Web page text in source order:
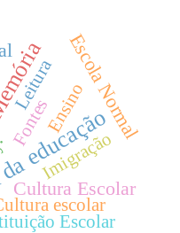
educação
Cultura Escolar
Escola Normal
escolar
Leitura
FontesEnsino
Imigração
Escolar